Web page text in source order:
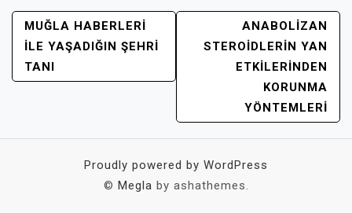
YAZI
GEZINMESI
MUĞLA HABERLERI
İLE YAŞADIĞIN ŞEHRI
TANI
ANABOLIZAN
STEROIDLERIN YAN
ETKILERINDEN
KORUNMA
YÖNTEMLERI
Proudly powered by WordPress
© Megla by ashathemes.